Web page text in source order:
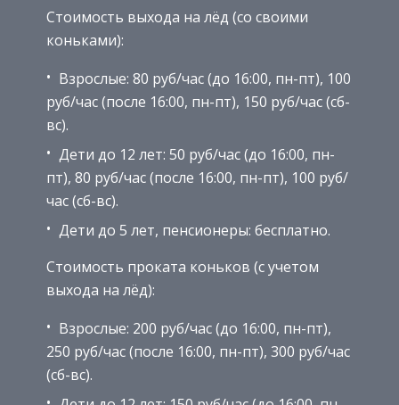
Стоимость выхода на лёд (со своими
коньками):
Взрослые: 80 руб/час (до 16:00, пн-пт), 100
руб/час (после 16:00, пн-пт), 150 руб/час (сб-
вс).
Дети до 12 лет: 50 руб/час (до 16:00, пн-
пт), 80 руб/час (после 16:00, пн-пт), 100 руб/
час (сб-вс).
Дети до 5 лет, пенсионеры: бесплатно.
Стоимость проката коньков (с учетом
выхода на лёд):
Взрослые: 200 руб/час (до 16:00, пн-пт),
250 руб/час (после 16:00, пн-пт), 300 руб/час
(сб-вс).